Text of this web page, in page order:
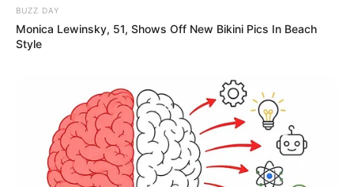
BUZZ DAY
Monica Lewinsky, 51, Shows Off New Bikini Pics In Beach
Style